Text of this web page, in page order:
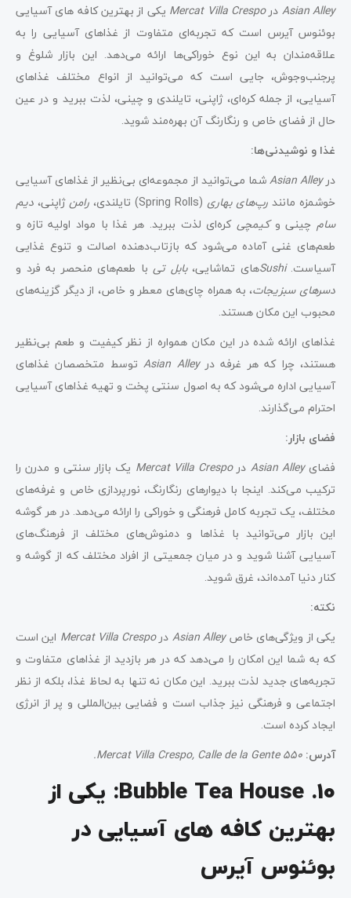
Asian Alley درMercat Villa Crespo یکی از بهترین کافه های آسیایی
بوئنوس آیرس است که تجربه‌ای متفاوت از غذاهای آسیایی را به
علاقه‌مندان به این نوع خوراکی‌ها ارائه می‌دهد. این بازار شلوغ و
پرجنب‌وجوش، جایی است که می‌توانید از انواع مختلف غذاهای
آسیایی، از جمله کره‌ای، ژاپنی، تایلندی و چینی، لذت ببرید و در عین
حال از فضای خاص و رنگارنگ آن بهره‌مند شوید.
غذا و نوشیدنی‌ها:
درAsian Alleyشما می‌توانید از مجموعه‌ای بی‌نظیر از غذاهای آسیایی
خوشمزه مانند رپ‌های بهاری (Spring Rolls) تایلندی، رامنژاپنی، دیم
سامچینی وکیمچی کره‌ای لذت ببرید. هر غذا با مواد اولیه تازه و
طعم‌های غنی آماده می‌شود که بازتاب‌دهنده اصالت و تنوع غذایی
آسیاست.Sushiهای تماشایی،بابل تی با طعم‌های منحصر به فرد و
دسرهای سبزیجات، به همراه چای‌های معطر و خاص، از دیگر گزینه‌های
محبوب این مکان هستند.
غذاهای ارائه شده در این مکان همواره از نظر کیفیت و طعم بی‌نظیر
هستند، چرا که هر غرفه درAsian Alleyتوسط متخصصان غذاهای
آسیایی اداره می‌شود که به اصول سنتی پخت و تهیه غذاهای آسیایی
احترام می‌گذارند.
فضای بازار:
فضایAsian Alley درMercat Villa Crespo یک بازار سنتی و مدرن را
ترکیب می‌کند. اینجا با دیوارهای رنگارنگ، نورپردازی خاص و غرفه‌های
مختلف، یک تجربه کامل فرهنگی و خوراکی را ارائه می‌دهد. در هر گوشه
این بازار می‌توانید با غذاها و دمنوش‌های مختلف از فرهنگ‌های
آسیایی آشنا شوید و در میان جمعیتی از افراد مختلف که از گوشه و
کنار دنیا آمده‌اند، غرق شوید.
نکته:
یکی از ویژگی‌های خاصAsian Alley درMercat Villa Crespo این است
که به شما این امکان را می‌دهد که در هر بازدید از غذاهای متفاوت و
تجربه‌های جدید لذت ببرید. این مکان نه تنها به لحاظ غذا، بلکه از نظر
اجتماعی و فرهنگی نیز جذاب است و فضایی بین‌المللی و پر از انرژی
ایجاد کرده است.
آدرس: Mercat Villa Crespo, Calle de la Gente 550.
10. Bubble Tea House: یکی از
بهترین کافه های آسیایی در
بوئنوس آیرس